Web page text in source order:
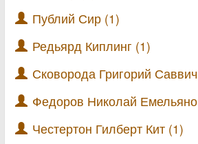
Публий Сир (1)
Редьярд Киплинг (1)
Сковорода Григорий
Федоров Николай
Честертон Гилберт Кит (1)